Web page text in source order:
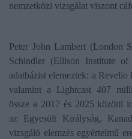
nemzetközi vizsgálat viszont
Peter John Lambert (London
Schindler (Ellison Institute
adatbázist elemeztek: a
valamint a Lightcast 407
össze a 2017 és 2025 közötti
az Egyesült Királyság,
vizsgáló elemzés egyértelmű